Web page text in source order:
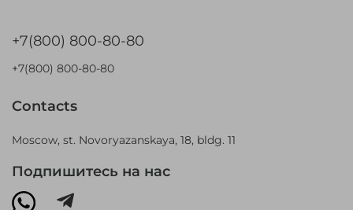
+7(800) 800-80-80
+7(800) 800-80-80
Contacts
Moscow, st. Novoryazanskaya, 18, bldg. 11
Подпишитесь на нас